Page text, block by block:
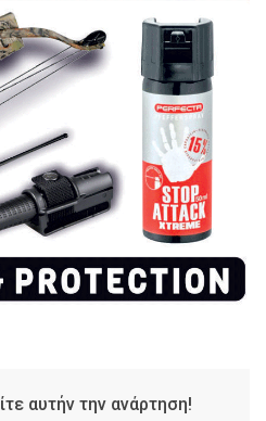
αυτήν την ανάρτηση!